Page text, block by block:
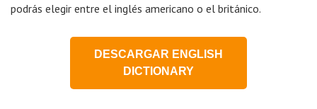
podrás elegir entre el inglés americano o el británico.
DESCARGAR ENGLISH
DICTIONARY